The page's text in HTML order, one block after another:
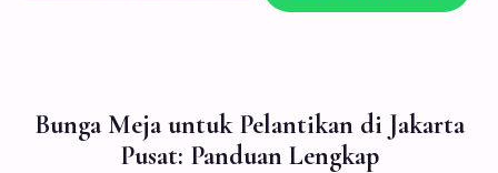
Bunga Meja untuk Pelantikan di Jakarta
Pusat: Panduan Lengkap